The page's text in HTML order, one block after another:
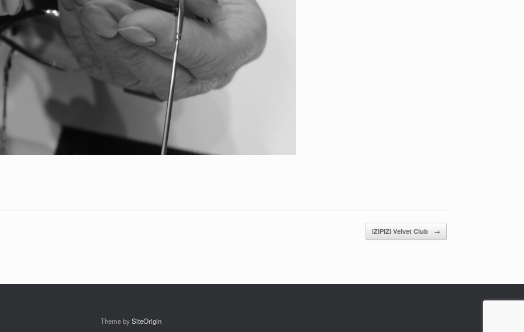
iZIPIZI Velvet Club →
Theme bySiteOrigin